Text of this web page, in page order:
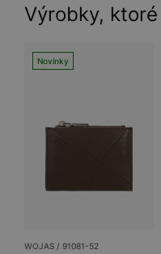
Výrobky,
Novinky
WOJAS / 91081-52